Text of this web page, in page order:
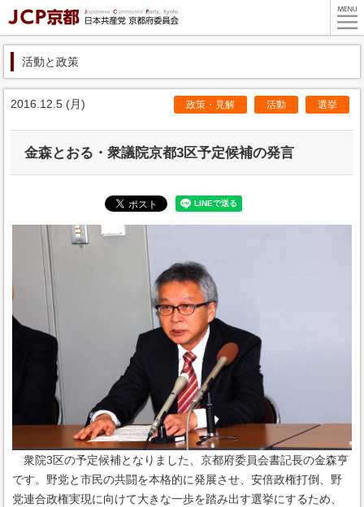
活動と政策
2016.12.5 (月) 政策・見解 活動 選挙
金森とおる・衆議院京都3区予定候補の発言
衆院3区の予定候補となりました、京都府委員会書記長の金森亨
です。野党と市民の共闘を本格的に発展させ、安倍政権打倒、野
党連合政権実現に向けて大きな一歩を踏み出す選挙にするため、